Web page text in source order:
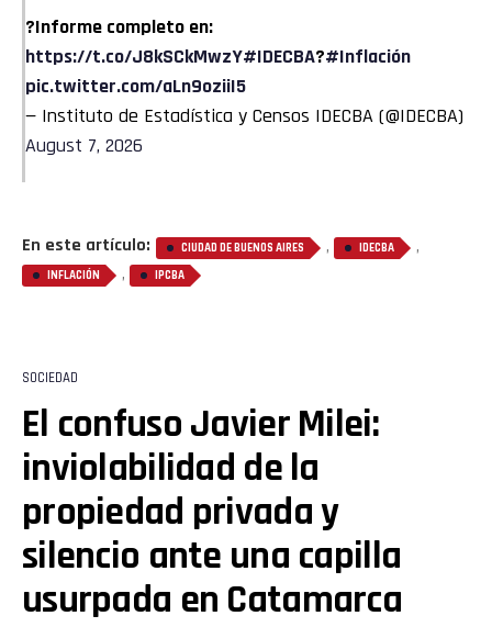
?Informe completo en:
https://t.co/J8kSCkMwzY#IDECBA?#Inflación
pic.twitter.com/aLn9oziiI5
— Instituto de Estadística y Censos IDECBA (@IDECBA)
August 7, 2026
En este artículo: CIUDAD DE BUENOS AIRES , IDECBA ,
INFLACIÓN , IPCBA
SOCIEDAD
El confuso Javier Milei:
inviolabilidad de la
propiedad privada y
silencio ante una capilla
usurpada en Catamarca
Whatsapp
Email